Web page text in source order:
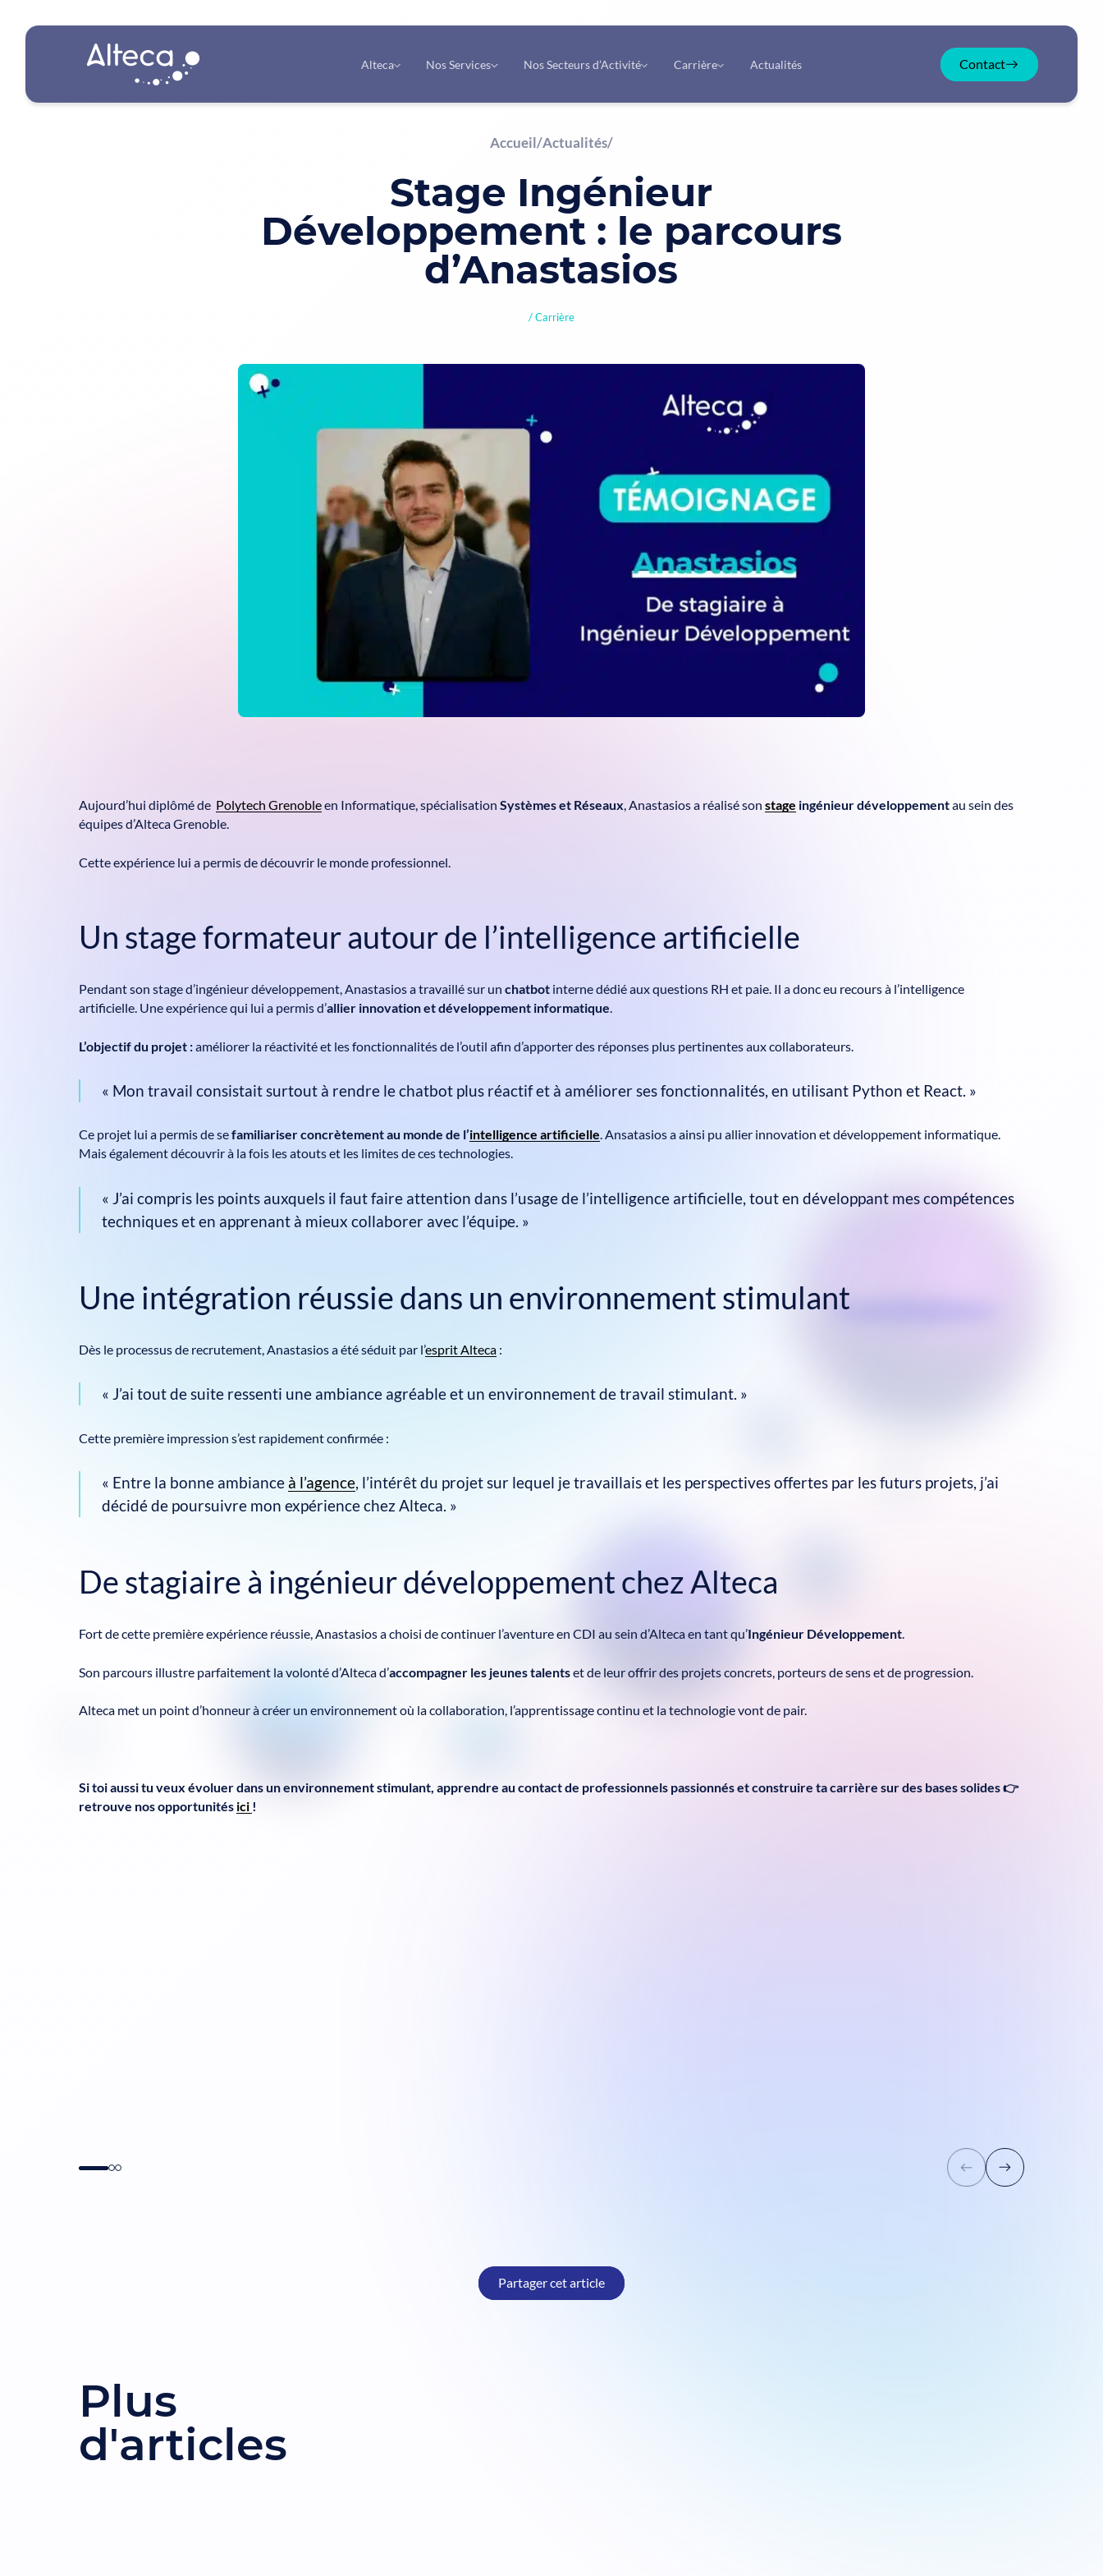
Alteca Nos Services Nos Secteurs d’Activité Carrière Actualités Contact
Accueil/Actualités/
Stage Ingénieur
Développement : le parcours
d’Anastasios
Carrière
Aujourd’hui diplômé de Polytech Grenobleen Informatique, spécialisation Systèmes et Réseaux, Anastasios a réalisé son stage ingénieur développementau sein des
équipes d’Alteca Grenoble.
Cette expérience lui a permis de découvrir le monde professionnel.
Un stage formateur autour de l’intelligence artificielle
Pendant son stage d’ingénieur développement, Anastasios a travaillé sur un chatbotinterne dédié aux questions RH et paie. Il a donc eu recours à l’intelligence
artificielle. Une expérience qui lui a permis d’allier innovation et développement informatique.
L’objectif du projet :améliorer la réactivité et les fonctionnalités de l’outil afin d’apporter des réponses plus pertinentes aux collaborateurs.
« Mon travail consistait surtout à rendre le chatbot plus réactif et à améliorer ses fonctionnalités, en utilisant Python et React. »
Ce projet lui a permis de sefamiliariser concrètement au monde de l’intelligence artificielle. Ansatasios a ainsi pu allier innovation et développement informatique.
Mais également découvrir à la fois les atouts et les limites de ces technologies.
« J’ai compris les points auxquels il faut faire attention dans l’usage de l’intelligence artificielle, tout en développant mes compétences
techniques et en apprenant à mieux collaborer avec l’équipe. »
Une intégration réussie dans un environnement stimulant
Dès le processus de recrutement, Anastasios a été séduit par l’esprit Alteca:
« J’ai tout de suite ressenti une ambiance agréable et un environnement de travail stimulant. »
Cette première impression s’est rapidement confirmée :
« Entre la bonne ambiance à l’agence, l’intérêt du projet sur lequel je travaillais et les perspectives offertes par les futurs projets, j’ai
décidé de poursuivre mon expérience chez Alteca. »
De stagiaire à ingénieur développement chez Alteca
Fort de cette première expérience réussie, Anastasios a choisi de continuer l’aventure en CDI au sein d’Alteca en tant qu’Ingénieur Développement.
Son parcours illustre parfaitement la volonté d’Alteca d’accompagner les jeunes talentset de leur offrir des projets concrets, porteurs de sens et de progression.
Alteca met un point d’honneur à créer un environnement où la collaboration, l’apprentissage continu et la technologie vont de pair.
Si toi aussi tu veux évoluer dans un environnement stimulant, apprendre au contact de professionnels passionnés et construire ta carrière sur des bases solides 👉
retrouve nos opportunités ici !
Témoignage de Boris, Data
Scientist – de la passion à
l’expertise
Carrière
Partager cet article
Plus
d'articles